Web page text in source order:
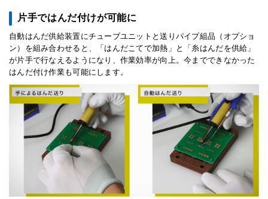
片手ではんだ付けが可能に
自動はんだ供給装置にチューブユニットと送りパイプ組品（オプショ
ン）を組み合わせると、「はんだこてで加熱」と「糸はんだを供給」
が片手で行なえるようになり、作業効率が向上。今までできなかった
はんだ付け作業も可能にします。